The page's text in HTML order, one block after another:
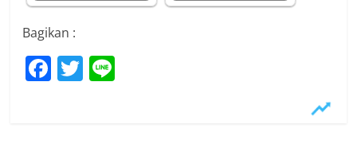
Bagikan :
F T